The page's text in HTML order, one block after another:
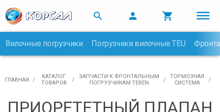
  
Вилочные погрузчики Погрузчики вилочные TEU
ГЛАВНАЯ
КАТАЛОГ
ТОВАРОВ
ЗАПЧАСТИ К ФРОНТАЛЬНЫМ
ПОГРУЗЧИКАМ TEREN
ТОРМОЗНАЯ
СИСТЕМА
ПРИОРЕТЕТНЫЙ ПЛАПАН